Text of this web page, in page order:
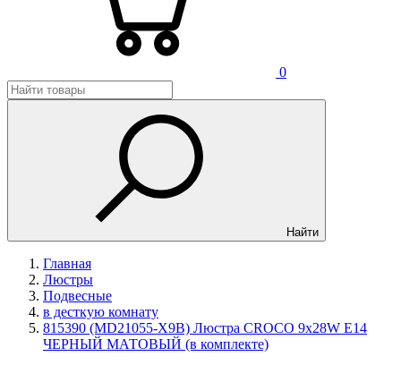
0
Найти
Главная
Люстры
Подвесные
в десткую комнату
815390 (MD21055-X9B) Люстра CROCO 9х28W E14
ЧЕРНЫЙ МАТОВЫЙ (в комплекте)